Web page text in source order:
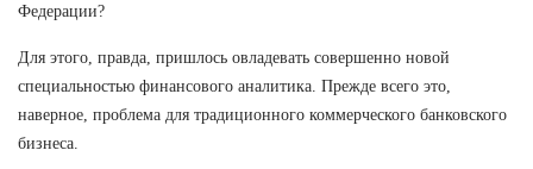
Федерации?
Для этого, правда, пришлось овладевать совершенно новой
специальностью финансового аналитика. Прежде всего это,
наверное, проблема для традиционного коммерческого банковского
бизнеса.